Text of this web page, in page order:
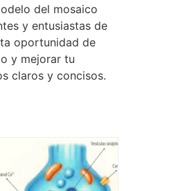
del mosaico
y entusiastas de
oportunidad de
y mejorar tu
claros y concisos.